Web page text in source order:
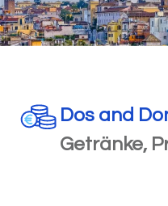
Dos and
Getränke,